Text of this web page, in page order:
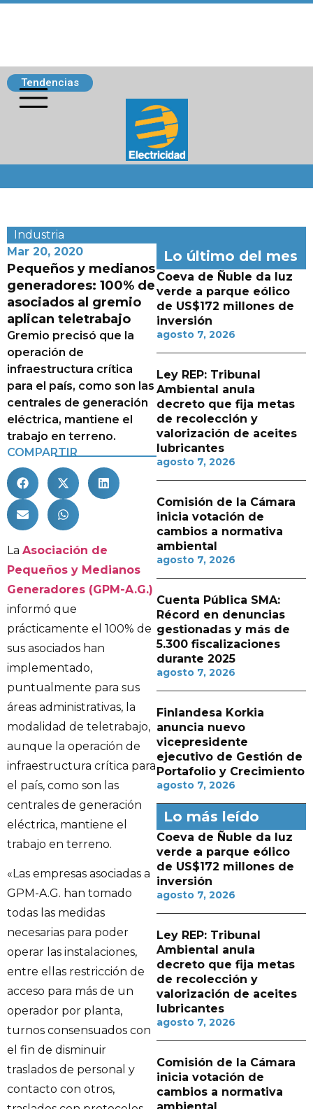
Tendencias
Industria
Mar 20, 2020
Pequeños y medianos
generadores: 100% de
asociados al gremio
aplican teletrabajo
Gremio precisó que la
operación de
infraestructura crítica
para el país, como son las
centrales de generación
eléctrica, mantiene el
trabajo en terreno.
COMPARTIR
La Asociación de
Pequeños y Medianos
Generadores (GPM-A.G.)
informó que
prácticamente el 100% de
sus asociados han
implementado,
puntualmente para sus
áreas administrativas, la
modalidad de teletrabajo,
aunque la operación de
infraestructura crítica para
el país, como son las
centrales de generación
eléctrica, mantiene el
trabajo en terreno.
«Las empresas asociadas a
GPM-A.G. han tomado
todas las medidas
necesarias para poder
operar las instalaciones,
entre ellas restricción de
acceso para más de un
operador por planta,
turnos consensuados con
el fin de disminuir
traslados de personal y
contacto con otros,
Lo último del mes
Coeva de Ñuble da luz
verde a parque eólico
de US$172 millones de
inversión
agosto 7, 2026
Ley REP: Tribunal
Ambiental anula
decreto que fija metas
de recolección y
valorización de aceites
lubricantes
agosto 7, 2026
Comisión de la Cámara
inicia votación de
cambios a normativa
ambiental
agosto 7, 2026
Cuenta Pública SMA:
Récord en denuncias
gestionadas y más de
5.300 fiscalizaciones
durante 2025
agosto 7, 2026
Finlandesa Korkia
anuncia nuevo
vicepresidente
ejecutivo de Gestión de
Portafolio y Crecimiento
agosto 7, 2026
Lo más leído
Coeva de Ñuble da luz
verde a parque eólico
de US$172 millones de
inversión
agosto 7, 2026
Ley REP: Tribunal
Ambiental anula
decreto que fija metas
de recolección y
valorización de aceites
lubricantes
agosto 7, 2026
Comisión de la Cámara
inicia votación de
cambios a normativa